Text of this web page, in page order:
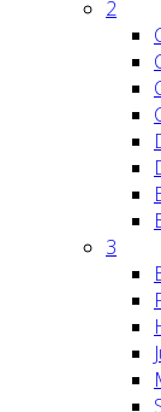
2
3